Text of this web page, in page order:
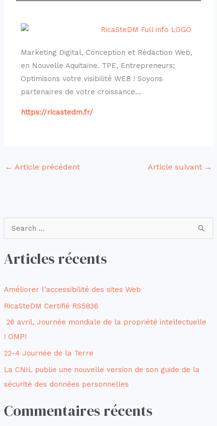
c
e
r
c
h
Articles récents
Améliorer l’accessibilité des sites Web
RicaSteDM Certifié RS5836
26 avril, Journée mondiale de la propriété intellectuelle
! OMPI
22-4 Journée de la Terre
La CNIL publie une nouvelle version de son guide de la
sécurité des données personnelles
Commentaires récents
Marketing Digital, Conception et Rédaction Web,
en Nouvelle Aquitaine. TPE, Entrepreneurs;
Optimisons votre visibilité WEB ! Soyons
partenaires de votre croissance…
https://ricastedm.fr/
← Article précédent Article suivant →